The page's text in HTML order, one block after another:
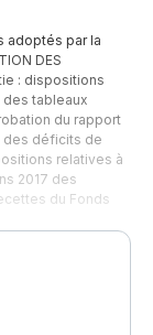
adoptés par la
DES
: dispositions
des tableaux
du rapport
des déficits de
relatives à
2017 des
du Fonds